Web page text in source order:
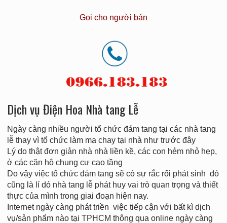
Gọi cho người bán
Dịch vụ Điện Hoa Nhà tang Lễ
Ngày càng nhiều người tổ chức đám tang tại các nhà tang
lễ thay vì tổ chức làm ma chay tại nhà như trước đây
Lý do thật đơn giản nhà nhà liền kề, các con hẻm nhỏ hẹp,
ở các căn hộ chung cư cao tầng
Do vậy việc tổ chức đám tang sẽ có sự rắc rối phát sinh đó
cũng là lí dó nhà tang lễ phát huy vai trò quan trọng và thiết
thực của mình trong giai đoạn hiện nay.
Internet ngày càng phát triền việc tiếp cận với bất kì dịch
vụ/sản phẩm nào tại TPHCM thông qua online ngày càng